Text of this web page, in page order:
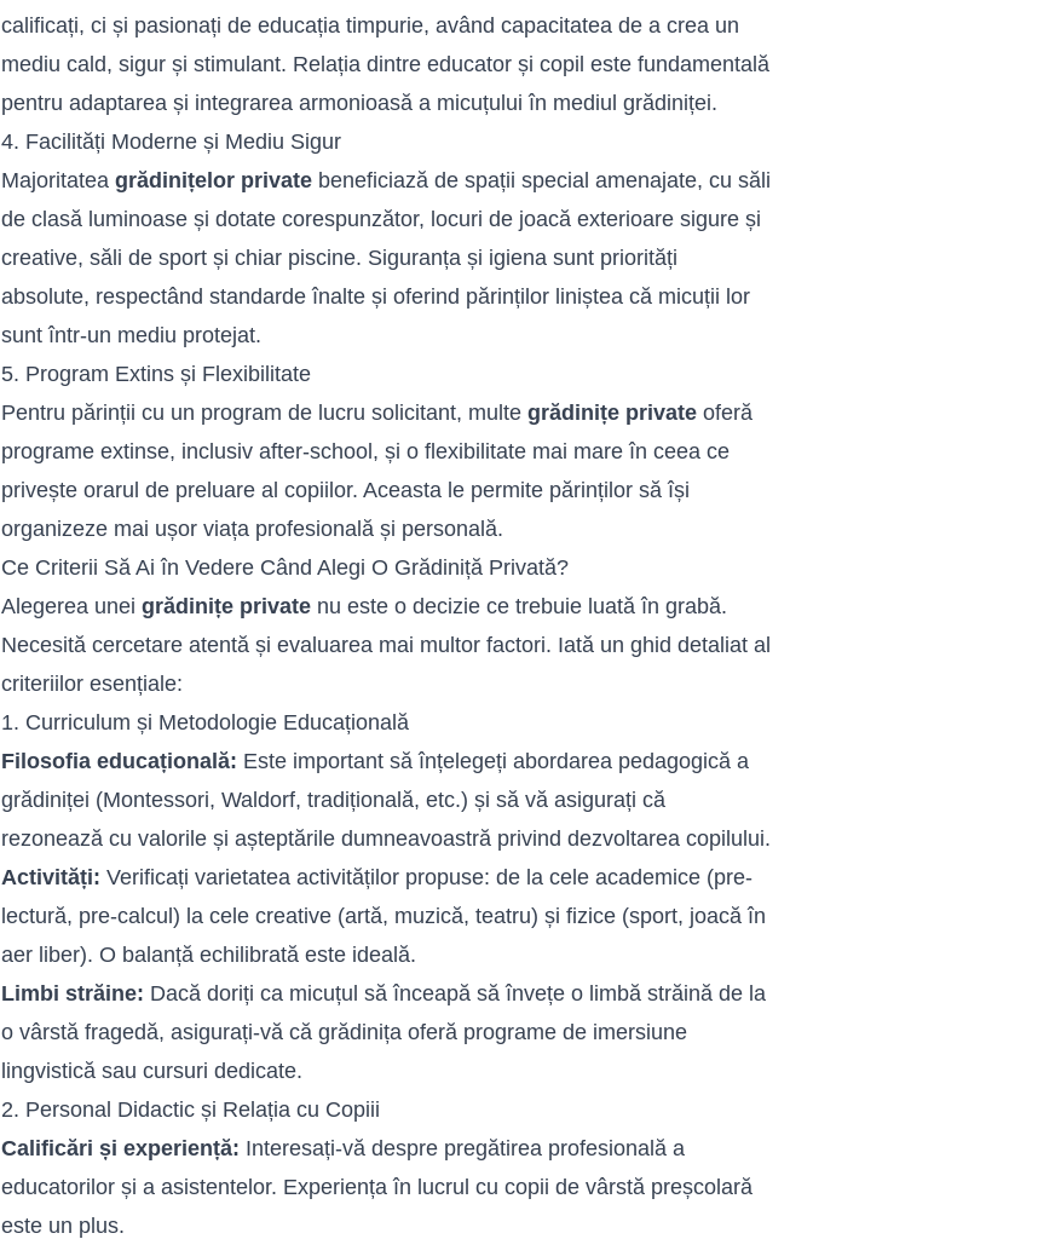
calificați, ci și pasionați de educația timpurie, având capacitatea de a crea un
mediu cald, sigur și stimulant. Relația dintre educator și copil este fundamentală
pentru adaptarea și integrarea armonioasă a micuțului în mediul grădiniței.
4. Facilități Moderne și Mediu Sigur
Majoritatea grădinițelor private beneficiază de spații special amenajate, cu săli
de clasă luminoase și dotate corespunzător, locuri de joacă exterioare sigure și
creative, săli de sport și chiar piscine. Siguranța și igiena sunt priorități
absolute, respectând standarde înalte și oferind părinților liniștea că micuții lor
sunt într-un mediu protejat.
5. Program Extins și Flexibilitate
Pentru părinții cu un program de lucru solicitant, multe grădinițe private oferă
programe extinse, inclusiv after-school, și o flexibilitate mai mare în ceea ce
privește orarul de preluare al copiilor. Aceasta le permite părinților să își
organizeze mai ușor viața profesională și personală.
Ce Criterii Să Ai în Vedere Când Alegi O Grădiniță Privată?
Alegerea unei grădinițe private nu este o decizie ce trebuie luată în grabă.
Necesită cercetare atentă și evaluarea mai multor factori. Iată un ghid detaliat al
criteriilor esențiale:
1. Curriculum și Metodologie Educațională
Filosofia educațională: Este important să înțelegeți abordarea pedagogică a
grădiniței (Montessori, Waldorf, tradițională, etc.) și să vă asigurați că
rezonează cu valorile și așteptările dumneavoastră privind dezvoltarea copilului.
Activități: Verificați varietatea activităților propuse: de la cele academice (pre-
lectură, pre-calcul) la cele creative (artă, muzică, teatru) și fizice (sport, joacă în
aer liber). O balanță echilibrată este ideală.
Limbi străine: Dacă doriți ca micuțul să înceapă să învețe o limbă străină de la
o vârstă fragedă, asigurați-vă că grădinița oferă programe de imersiune
lingvistică sau cursuri dedicate.
2. Personal Didactic și Relația cu Copiii
Calificări și experiență: Interesați-vă despre pregătirea profesională a
educatorilor și a asistentelor. Experiența în lucrul cu copii de vârstă preșcolară
este un plus.